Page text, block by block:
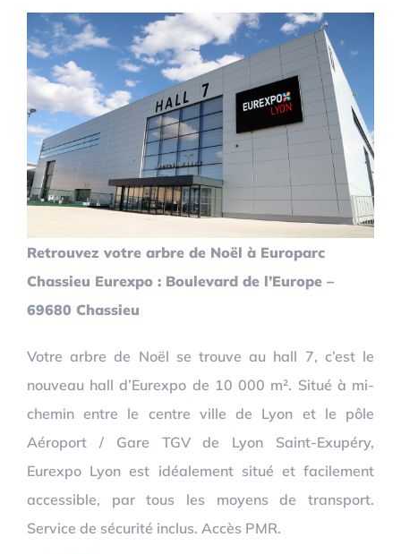
Retrouvez votre arbre de Noël à Europarc
Chassieu Eurexpo : Boulevard de l’Europe –
69680 Chassieu
Votre arbre de Noël se trouve au hall 7, c’est le
nouveau hall d’Eurexpo de 10 000 m². Situé à mi-
chemin entre le centre ville de Lyon et le pôle
Aéroport / Gare TGV de Lyon Saint-Exupéry,
Eurexpo Lyon est idéalement situé et facilement
accessible, par tous les moyens de transport.
Service de sécurité inclus. Accès PMR.